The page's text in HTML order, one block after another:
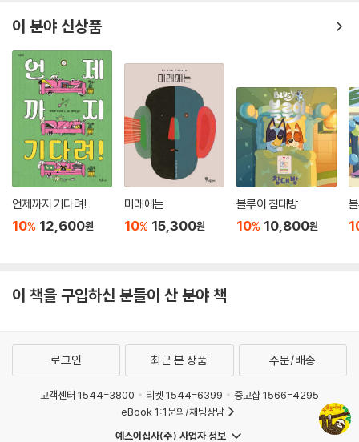
이 분야 신상품
언제까지 기다려!
10% 12,600원
미래에는
10% 15,300원
블루이 침대방
10% 10,800원
이 책을 구입하신 분들이 산 분야 책
로그인 최근 본 상품 주문/배송
고객센터 1544-3800 티켓 1544-6399
중고샵 1566-4295
eBook 1:1문의/채팅상담
예스이십사(주) 사업자 정보